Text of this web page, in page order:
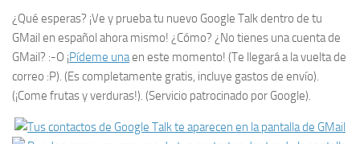
¿Qué esperas? ¡Ve y prueba tu nuevo Google Talk dentro de tu
GMail en español ahora mismo! ¿Cómo? ¿No tienes una cuenta de
GMail? :-O ¡Pídeme unaen este momento! (Te llegará a la vuelta de
correo :P). (Es completamente gratis, incluye gastos de envío).
(¡Come frutas y verduras!). (Servicio patrocinado por Google).